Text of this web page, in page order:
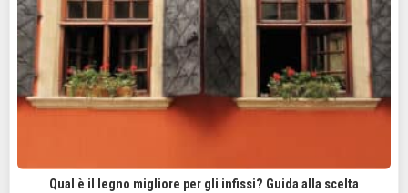
Qual è il legno migliore per gli infissi? Guida alla scelta